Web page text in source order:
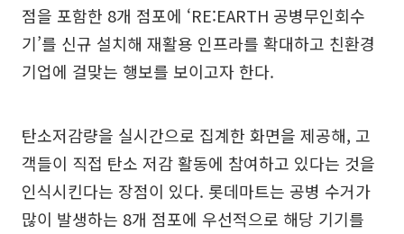
점을 포함한 8개 점포에 ‘RE:EARTH 공병무인회수
기’를 신규 설치해 재활용 인프라를 확대하고 친환경
기업에 걸맞는 행보를 보이고자 한다.
탄소저감량을 실시간으로 집계한 화면을 제공해, 고
객들이 직접 탄소 저감 활동에 참여하고 있다는 것을
인식시킨다는 장점이 있다. 롯데마트는 공병 수거가
많이 발생하는 8개 점포에 우선적으로 해당 기기를